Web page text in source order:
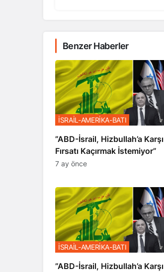
Benzer Haberler
​​​​​​​”ABD-İsrail, Hizbullah’a Karşı
Fırsatı Kaçırmak İstemiyor”
İSRAİL-AMERİKA-BATI
7 ay önce
​​​​​​​”ABD-İsrail, Hizbullah’a Karşı
İSRAİL-AMERİKA-BATI